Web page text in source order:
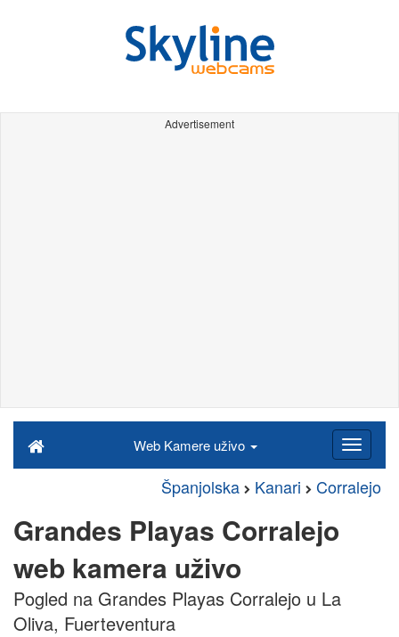
Advertisement
Web Kamere uživo
Španjolska Kanari Corralejo
Grandes Playas Corralejo
web kamera uživo
Pogled na Grandes Playas Corralejo u La
Oliva, Fuerteventura